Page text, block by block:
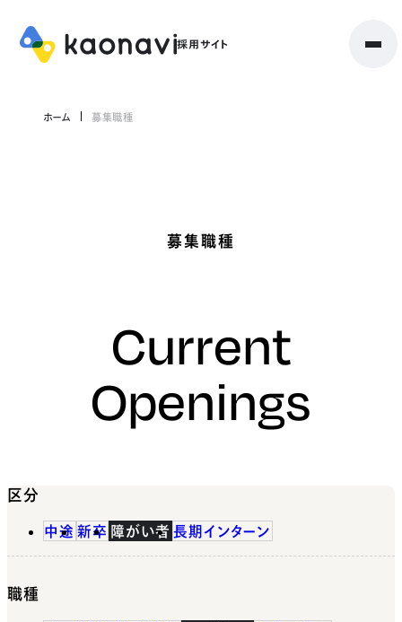
ホーム 募集職種
募集職種
Current
Openings
区分
中途 新卒 障がい者 長期インターン
職種